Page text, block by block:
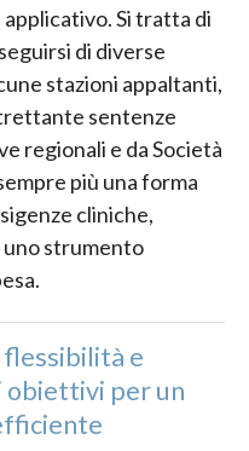
Si tratta di
di diverse
stazioni appaltanti,
sentenze
regionali e da Società
più una forma
cliniche,
strumento
flessibilità e
obiettivi per un